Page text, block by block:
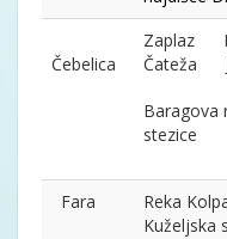
Čebelica
Zaplaz
Čateža
stezice
Fara
Reka
Kuželjska